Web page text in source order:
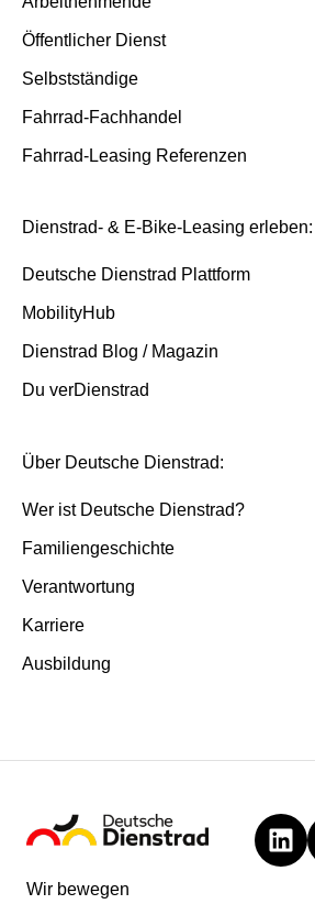
Öffentlicher Dienst
Selbstständige
Fahrrad-Fachhandel
Fahrrad-Leasing Referenzen
Dienstrad- & E-Bike-Leasing erleben:
Deutsche Dienstrad Plattform
MobilityHub
Dienstrad Blog / Magazin
Du verDienstrad
Über Deutsche Dienstrad:
Wer ist Deutsche Dienstrad?
Familiengeschichte
Verantwortung
Karriere
Ausbildung
Wir bewegen